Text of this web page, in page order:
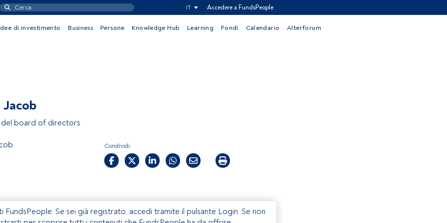
IT Accedere a FundsPeople
di investimento Business Persone Knowledge Hub Learning Fondi Calendario Alterforum
Jacob
board of directors
Condividi:
Se sei già registrato, accedi tramite il pulsante Login. Se non